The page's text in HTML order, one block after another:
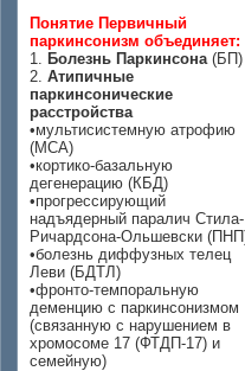
Понятие Первичный
паркинсонизм объединяет:
1. Болезнь Паркинсона(БП)
2. Атипичные
паркинсонические
расстройства
•мультисистемную атрофию
(МСА)
•кортико-базальную
дегенерацию (КБД)
•прогрессирующий
надъядерный паралич Стила-
Ричардсона-Ольшевски
•болезнь диффузных телец
Леви (БДТЛ)
•фронто-темпоральную
деменцию с паркинсонизмом
(связанную с нарушением в
хромосоме 17 (ФТДП-17) и
семейную)